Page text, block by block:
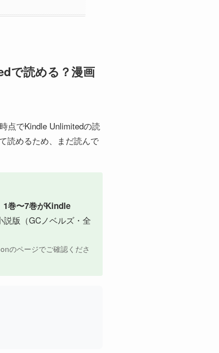
で読める？漫画
点でKindle Unlimitedの読
読めるため、まだ読んで
1巻〜7巻がKindle
版（GCノベルズ・全
のページでご確認くださ